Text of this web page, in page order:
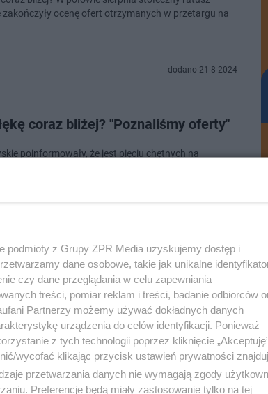
zakończyły ocenę ofert otrzymanych w przetargu na
dodano 21-8-2024
coraz bliżej? "Poznaliśmy oferty"
poinformowały, że jest pięciu chętnych na
w Warszawie coraz bliżej?
prezydent stolicy i kandydat na kolejną
ws. kluczowych dla dzielnicy inwestycji. Mówił m.in
podmioty z Grupy ZPR Media uzyskujemy dostęp i
dane osobowe, takie jak unikalne
czy dane przeglądania w celu zapewniania
treści, pomiar reklam i treści, badanie odbiorców
Partnerzy możemy używać dokładnych danych
urządzenia do celów identyfikacji. Ponieważ
z tych technologii poprzez kliknięcie
wycofać klikając przycisk ustawień prywatności
przetwarzania danych nie wymagają zgody
Preferencje będą miały zastosowanie tylko na tej